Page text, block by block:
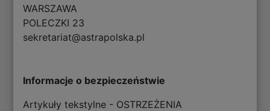
WARSZAWA
POLECZKI 23
sekretariat@astrapolska.pl
Informacje o bezpieczeństwie
Artykuły tekstylne - OSTRZEŻENIA